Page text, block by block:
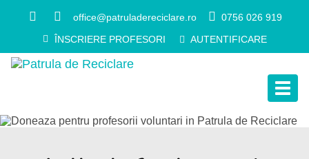
office@patruladereciclare.ro
0756 026 919
ÎNSCRIERE PROFESORI
AUTENTIFICARE